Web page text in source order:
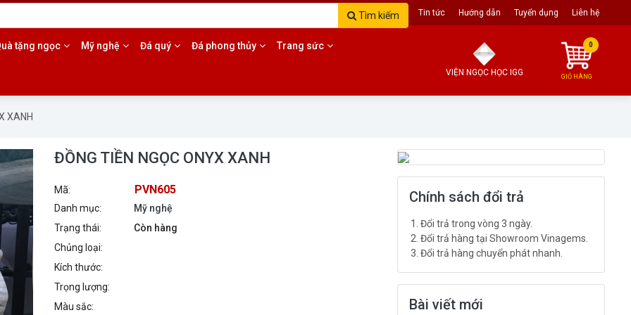
Trang chủ Giới thiệu Tin tức Hướng dẫn Tuyển dụng Liên hệ
Tìm kiếm
tặng ngọc Mỹ nghệ Đá quý Đá phong thủy Trang sức
VIỆN NGỌC HỌC IGG
0
GIỎ HÀNG
XANH
ĐỒNG TIỀN NGỌC ONYX XANH
Mã: PVN605
Danh mục:
Mỹ nghệ
Trạng thái:
Còn hàng
Chủng loại:
Kích thước:
Trọng lượng:
Màu sắc:
Chính sách đổi trả
Đổi trả trong vòng 3 ngày.
Đổi trả hàng tại Showroom Vinagems.
Đổi trả hàng chuyển phát nhanh.
Bài viết mới